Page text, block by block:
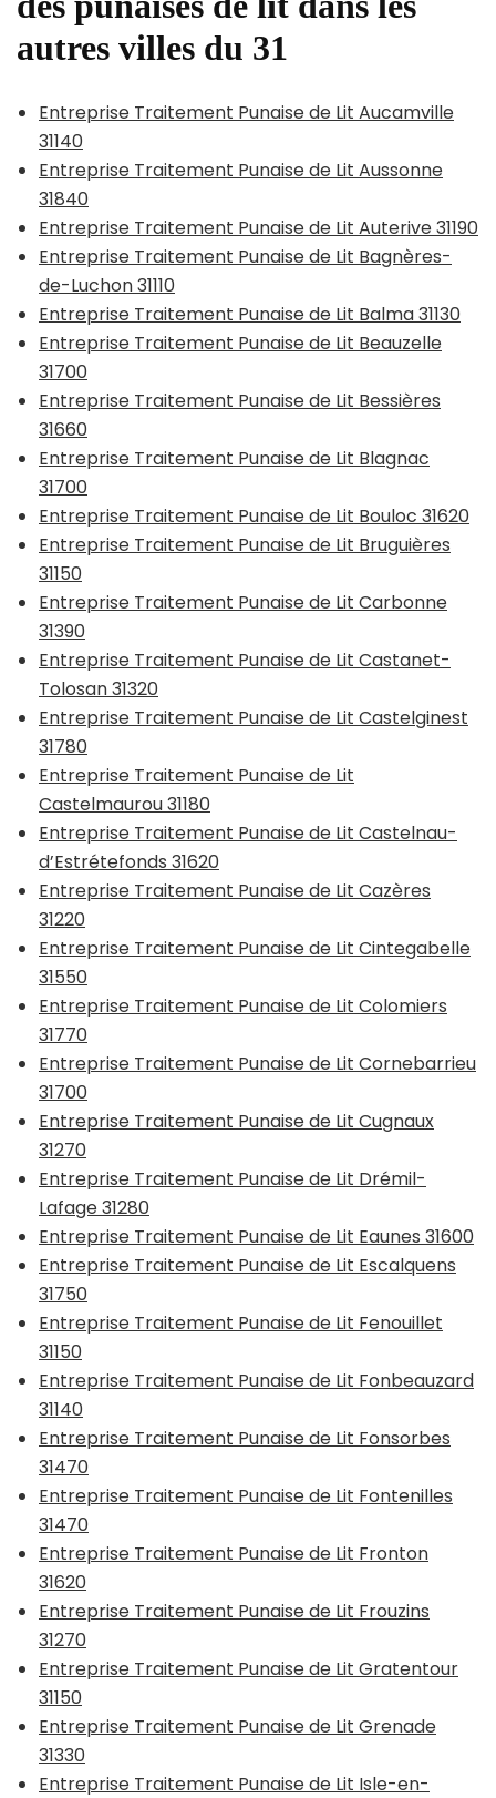
autres villes du 31
Entreprise Traitement Punaise de Lit Aucamville
31140
Entreprise Traitement Punaise de Lit Aussonne
31840
Entreprise Traitement Punaise de Lit Auterive 31190
Entreprise Traitement Punaise de Lit Bagnères-
de-Luchon 31110
Entreprise Traitement Punaise de Lit Balma 31130
Entreprise Traitement Punaise de Lit Beauzelle
31700
Entreprise Traitement Punaise de Lit Bessières
31660
Entreprise Traitement Punaise de Lit Blagnac
31700
Entreprise Traitement Punaise de Lit Bouloc 31620
Entreprise Traitement Punaise de Lit Bruguières
31150
Entreprise Traitement Punaise de Lit Carbonne
31390
Entreprise Traitement Punaise de Lit Castanet-
Tolosan 31320
Entreprise Traitement Punaise de Lit Castelginest
31780
Entreprise Traitement Punaise de Lit
Castelmaurou 31180
Entreprise Traitement Punaise de Lit Castelnau-
d’Estrétefonds 31620
Entreprise Traitement Punaise de Lit Cazères
31220
Entreprise Traitement Punaise de Lit Cintegabelle
31550
Entreprise Traitement Punaise de Lit Colomiers
31770
Entreprise Traitement Punaise de Lit Cornebarrieu
31700
Entreprise Traitement Punaise de Lit Cugnaux
31270
Entreprise Traitement Punaise de Lit Drémil-
Lafage 31280
Entreprise Traitement Punaise de Lit Eaunes 31600
Entreprise Traitement Punaise de Lit Escalquens
31750
Entreprise Traitement Punaise de Lit Fenouillet
31150
Entreprise Traitement Punaise de Lit Fonbeauzard
31140
Entreprise Traitement Punaise de Lit Fonsorbes
31470
Entreprise Traitement Punaise de Lit Fontenilles
31470
Entreprise Traitement Punaise de Lit Fronton
31620
Entreprise Traitement Punaise de Lit Frouzins
31270
Entreprise Traitement Punaise de Lit Gratentour
31150
Entreprise Traitement Punaise de Lit Grenade
31330
Entreprise Traitement Punaise de Lit Isle-en-